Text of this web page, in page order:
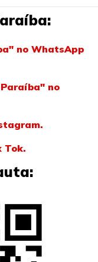
no WhatsApp
no
Tok.